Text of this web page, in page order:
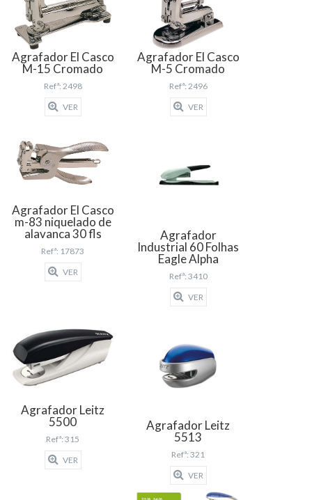
Agrafador El Casco
M-15 Cromado
Refª: 2498
VER
Agrafador El Casco
M-5 Cromado
Refª: 2496
VER
Agrafador El Casco
m-83 niquelado de
alavanca 30 fls
Refª: 17873
VER
Agrafador
Industrial 60 Folhas
Eagle Alpha
Refª: 3410
VER
Agrafador Leitz
5500
Refª: 315
VER
Agrafador Leitz
5513
Refª: 321
VER